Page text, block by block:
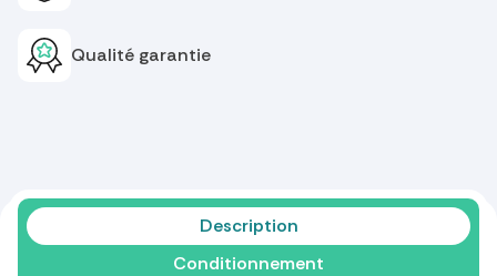
Qualité garantie
Description
Conditionnement